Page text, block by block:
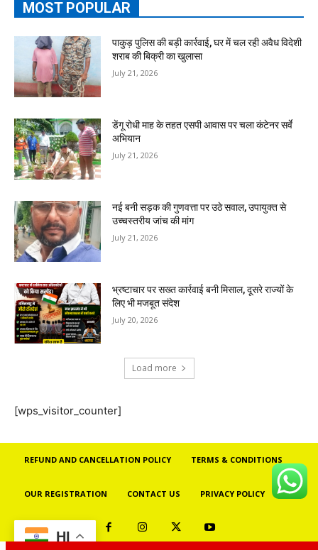
MOST POPULAR
पाकुड़ पुलिस की बड़ी कार्रवाई, घर में चल रही अवैध विदेशी
शराब की बिक्री का खुलासा
July 21, 2026
डेंगू रोधी माह के तहत एसपी आवास पर चला कंटेनर सर्वे
अभियान
July 21, 2026
नई बनी सड़क की गुणवत्ता पर उठे सवाल, उपायुक्त से
उच्चस्तरीय जांच की मांग
July 21, 2026
भ्रष्टाचार पर सख्त कार्रवाई बनी मिसाल, दूसरे राज्यों के
लिए भी मजबूत संदेश
July 20, 2026
Load more
[wps_visitor_counter]
REFUND AND CANCELLATION POLICY TERMS & CONDITIONS
OUR REGISTRATION CONTACT US PRIVACY POLICY
HI